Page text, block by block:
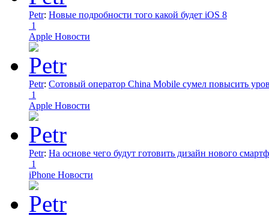
Petr: Новые подробности того какой будет iOS 8
1
Apple Новости
Petr: Сотовый оператор China Mobile сумел повысить
1
Apple Новости
Petr: На основе чего будут готовить дизайн нового
1
iPhone Новости